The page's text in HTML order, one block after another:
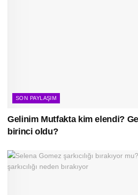
SON PAYLAŞIM
Gelinim Mutfakta kim elendi?
birinci oldu?